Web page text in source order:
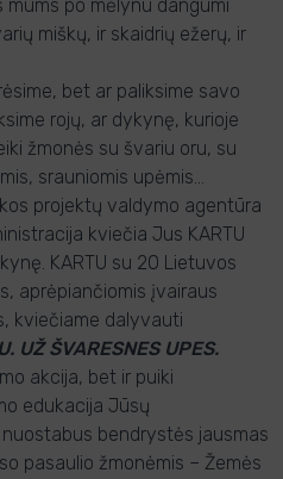
mums po mėlynu dangumi
miškų, ir skaidrių ežerų, ir
bet ar paliksime savo
rojų, ar dykynę, kurioje
žmonės su švariu oru, su
srauniomis upėmis…
projektų valdymo agentūra
kviečia Jus KARTU
KARTU su 20 Lietuvos
aprėpiančiomis įvairaus
kviečiame dalyvauti
UŽ ŠVARESNES UPES.
akcija, bet ir puiki
edukacija Jūsų
bendrystės jausmas
pasaulio žmonėmis – Žemės